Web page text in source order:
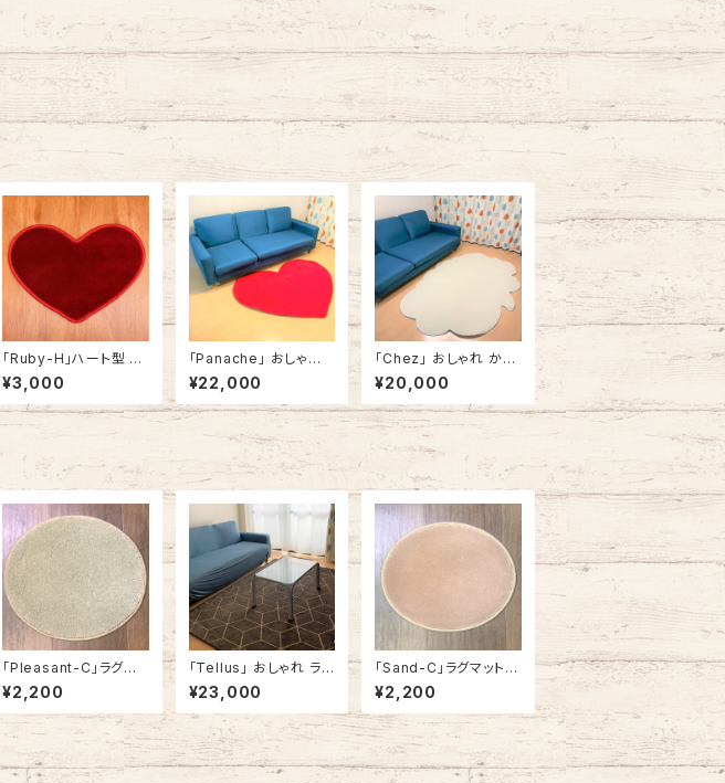
「Ruby-H」ハート型 ラ
グマット ミニサイズ おし
ゃれ かわいい ハート 3
0cm x 40cm
¥3,000
「Panache」 おしゃれ
かわいい ラグカーペット
ラグマット ハート型 ハ
ートマーク 赤 #357 14
¥22,000
「Chez」 おしゃれ かわ
いい ラグカーペット ラ
グマット ふきだし型 雲
形 140cm x 180cm
ホワイト
¥20,000
「Pleasant-C」ラグマッ
ト チェアパッド カーペッ
ト おしゃれ 丸型 ラウン
ド型 円形 アメリカ製
¥2,200
「Tellus」 おしゃれ ラグ
カーペット ラグマット 角
型 幾何学 幾何学模様 1
40cm x 180cm / 140
cm x 200cm ブラウン
#122
¥23,000
「Sand-C」ラグマット
チェアパッド カーペット
おしゃれ 丸型 ラウンド
型 円形 アメリカ製
¥2,200